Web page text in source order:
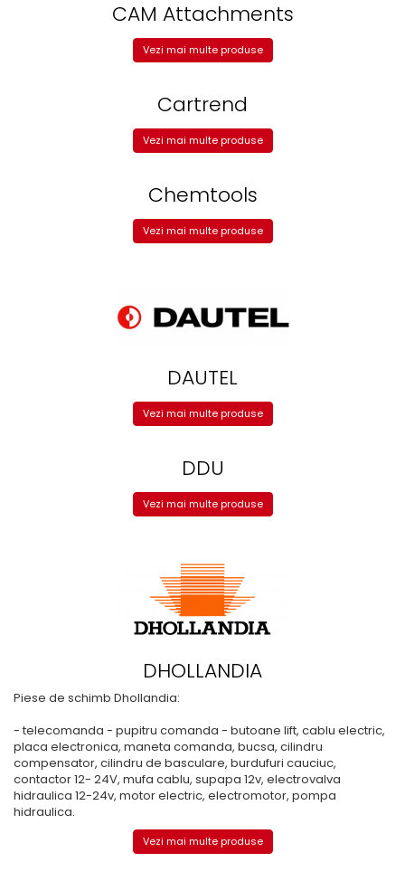
CAM Attachments
Vezi mai multe produse
Cartrend
Vezi mai multe produse
Chemtools
Vezi mai multe produse
DAUTEL
Vezi mai multe produse
DDU
Vezi mai multe produse
DHOLLANDIA
Piese de schimb Dhollandia:
- telecomanda - pupitru comanda - butoane lift, cablu electric,
placa electronica, maneta comanda, bucsa, cilindru
compensator, cilindru de basculare, burdufuri cauciuc,
contactor 12- 24V, mufa cablu, supapa 12v, electrovalva
hidraulica 12-24v, motor electric, electromotor, pompa
hidraulica.
Vezi mai multe produse